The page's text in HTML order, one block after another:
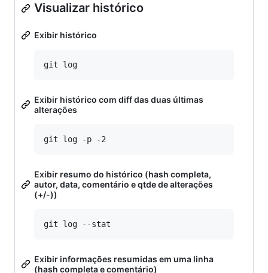
Visualizar histórico
Exibir histórico
Exibir histórico com diff das duas últimas
alterações
Exibir resumo do histórico (hash completa,
autor, data, comentário e qtde de alterações
(+/-))
Exibir informações resumidas em uma linha
(hash completa e comentário)